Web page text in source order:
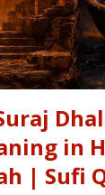
in
| Sufi